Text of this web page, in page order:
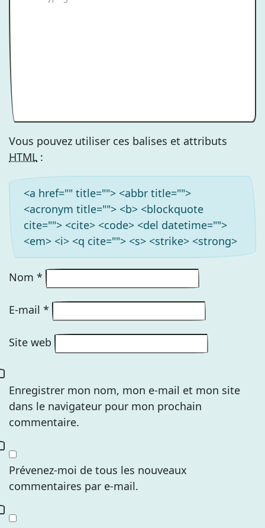
Vous pouvez utiliser ces balises et attributs
HTML :
<a href="" title=""> <abbr title="">
<acronym title=""> <b> <blockquote
cite=""> <cite> <code> <del datetime="">
<em> <i> <q cite=""> <s> <strike> <strong>
Nom *
E-mail *
Site web
Enregistrer mon nom, mon e-mail et mon site
dans le navigateur pour mon prochain
commentaire.
Prévenez-moi de tous les nouveaux
commentaires par e-mail.